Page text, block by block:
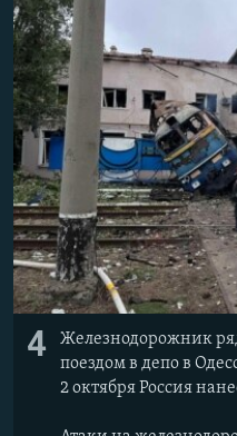
4
Железнодорожник
поездом в депо в
2 октября Россия